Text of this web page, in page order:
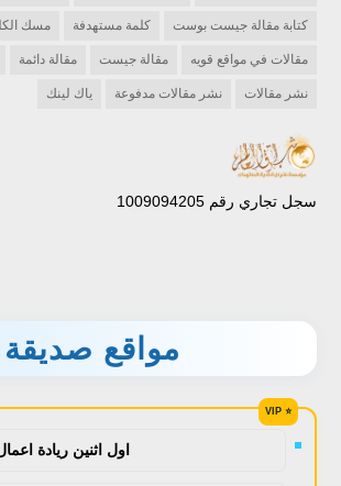
كتابة مقالة جيست بوست كلمة مستهدفة مسك
مقالات في مواقع قويه مقالة جيست مقالة دائمة
نشر مقالات نشر مقالات مدفوعة ياك لينك
سجل تجاري رقم 1009094205
مواقع صديقة
اول اثنين ريادة